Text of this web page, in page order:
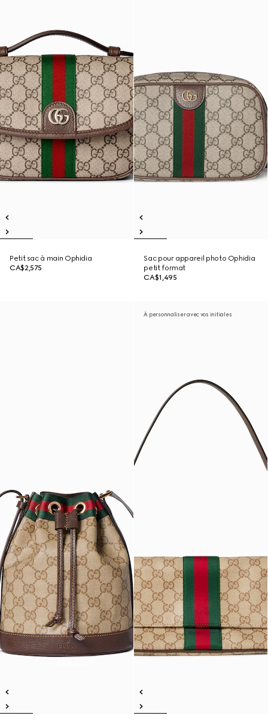
Petit sac à main Ophidia
CA$2,575
Sac pour appareil photo Ophidia
petit format
CA$1,495
À personnaliser avec vos initiales